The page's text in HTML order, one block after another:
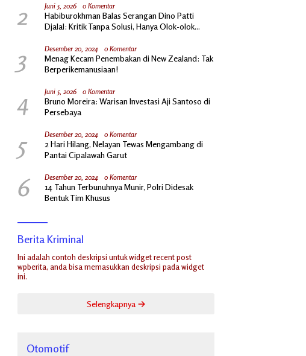
2 Juni 5, 2026 0 Komentar
Habiburokhman Balas Serangan Dino Patti
Djalal: Kritik Tanpa Solusi, Hanya Olok-olok
3 Desember 20, 2024 0 Komentar
Menag Kecam Penembakan di New Zealand: Tak
Berperikemanusiaan!
4 Juni 5, 2026 0 Komentar
Bruno Moreira: Warisan Investasi Aji Santoso di
Persebaya
5 Desember 20, 2024 0 Komentar
2 Hari Hilang, Nelayan Tewas Mengambang di
Pantai Cipalawah Garut
6 Desember 20, 2024 0 Komentar
14 Tahun Terbunuhnya Munir, Polri Didesak
Bentuk Tim Khusus
Berita Kriminal
Ini adalah contoh deskripsi untuk widget recent post
wpberita, anda bisa memasukkan deskripsi pada widget
ini.
Selengkapnya
Otomotif